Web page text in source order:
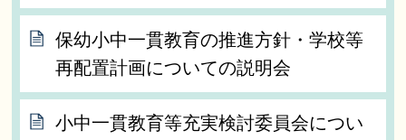
保幼小中一貫教育の推進方針・学校等
再配置計画についての説明会
小中一貫教育等充実検討委員会につい